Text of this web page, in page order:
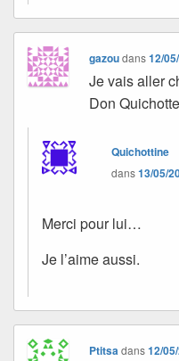
gazoudans12/
Je vais aller
Don Quichotte
Quichottine
dans13/05/
Merci pour lui…
Je l’aime aussi.
Ptitsadans12/